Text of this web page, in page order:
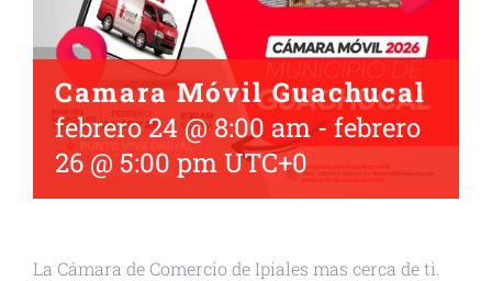
Camara Móvil Guachucal
febrero 24 @ 8:00 am-febrero
26 @ 5:00 pmUTC+0
La Cámara de Comercio de Ipiales mas cerca de ti.